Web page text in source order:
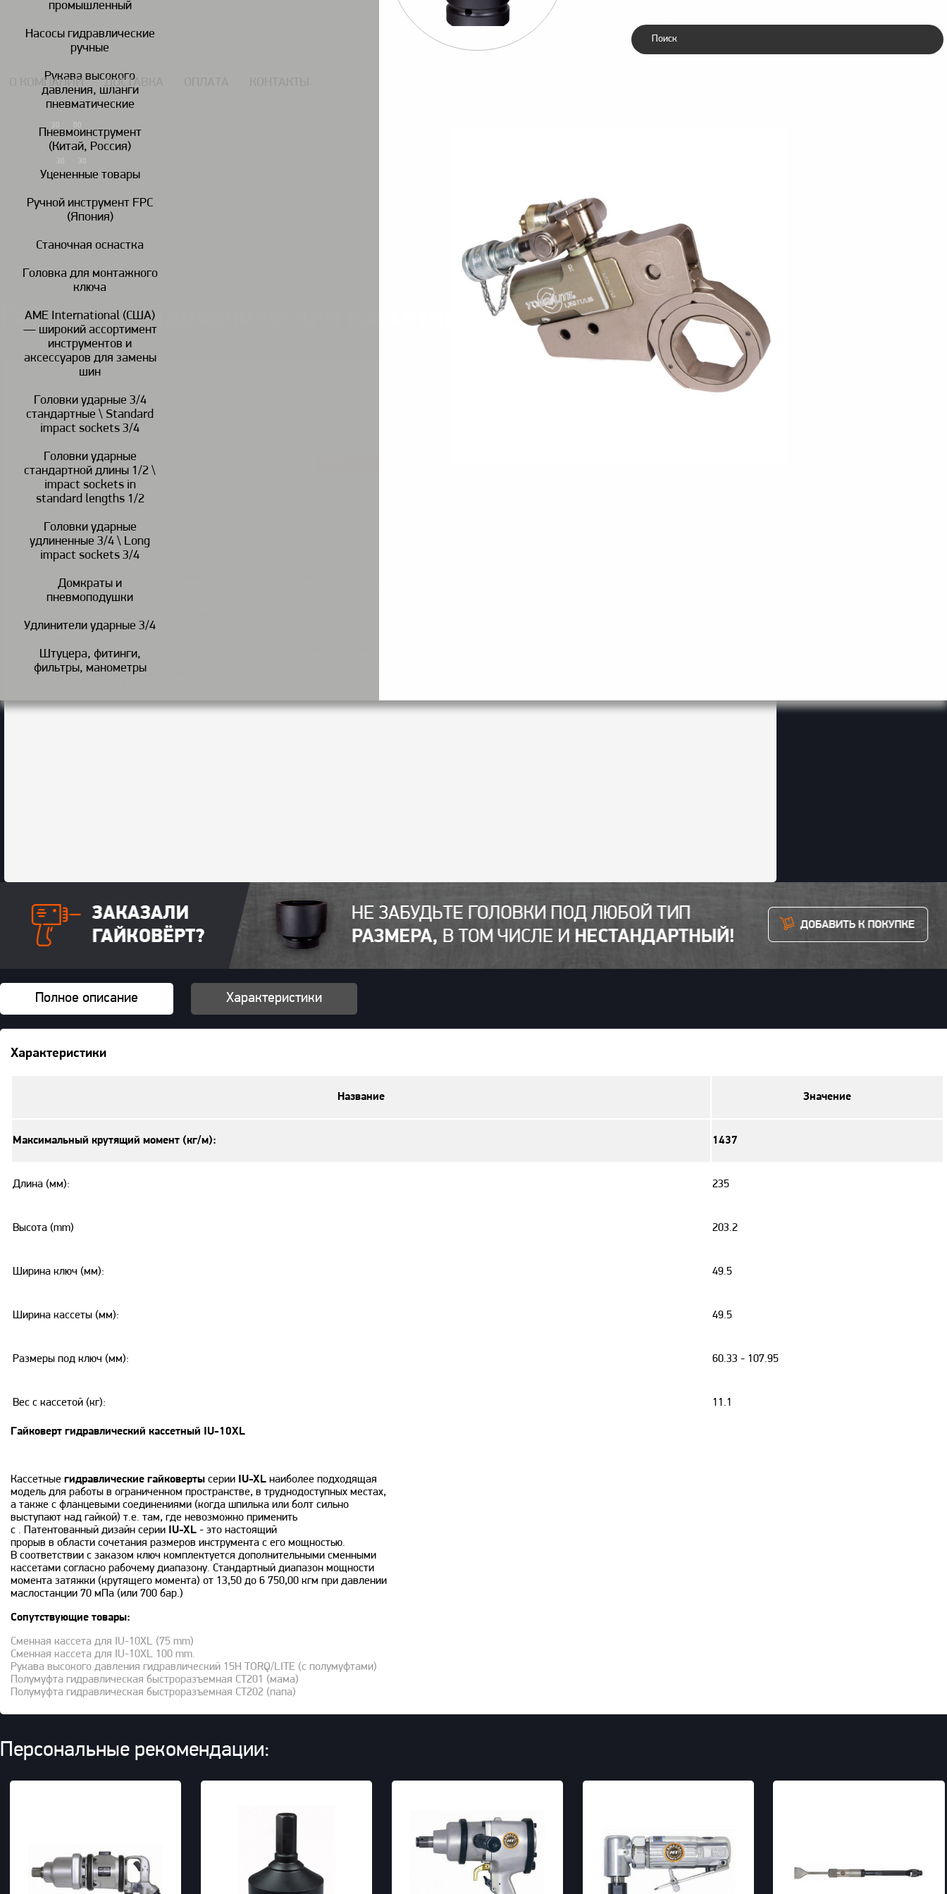
117434, г. Москва, Дмитровское шоссе 13, пом. 7 ЖК Дыхание.
промышленный
Насосы гидравлические
ручные
Рукава высокого
давления, шланги
пневматические
Пневмоинструмент
(Китай, Россия)
Уцененные товары
Ручной инструмент FPC
(Япония)
Станочная оснастка
Головка для монтажного
ключа
AME International (США)
— широкий ассортимент
инструментов и
аксессуаров для замены
шин
Головки ударные 3/4
стандартные \ Standard
impact sockets 3/4
Головки ударные
стандартной длины 1/2 \
impact sockets in
standard lengths 1/2
Головки ударные
удлиненные 3/4 \ Long
impact sockets 3/4
Домкраты и
пневмоподушки
Удлинители ударные 3/4
Штуцера, фитинги,
фильтры, манометры
(495) 924-55-33
Пн-Чт: 0930-18 00
(495) 924-55-30
30 30
Гайковереты
пневматические
пневматические
Штробники
пневматические
Гидроключи, кассеты, вставки TORQ/LITE Гайковерты гидравлические кассетные IU-XL / Гайковерт гидравлический кассетный IU-10XL
Гайковерт гидравлический кассетный IU-10XL
В наличии
>
Гайковерт гидравлический кассетный IU-10XL
Кассетные
модель для работы в ограниченном пространстве, в труднодоступных местах,
а также с фланцевыми соединениями (когда шпилька или болт сильно
с . Патентованный дизайн серии
В соответствии с заказом ключ комплектуется дополнительными сменными
кассетами согласно рабочему диапазону. Стандартный диапазон мощности
момента затяжки (крутящего момента) от 13,50 до 6 750,00 кгм при давлении
Полное описание Характеристики
Характеристики
Название Значение
Максимальный крутящий момент (кг/м): 1437
Длина (мм): 235
Высота (mm) 203.2
Ширина ключ (мм): 49.5
Ширина кассеты (мм): 49.5
Размеры под ключ (мм): 60.33 - 107.95
Вес с кассетой (кг): 11.1
Гайковерт гидравлический кассетный IU-10XL
Кассетные гидравлические гайковерты серии IU-XL наиболее подходящая
модель для работы в ограниченном пространстве, в труднодоступных местах,
а также с фланцевыми соединениями (когда шпилька или болт сильно
выступают над гайкой) т.е. там, где невозможно применить
с . Патентованный дизайн серии IU-XL - это настоящий
прорыв в области сочетания размеров инструмента с его мощностью.
В соответствии с заказом ключ комплектуется дополнительными сменными
кассетами согласно рабочему диапазону. Стандартный диапазон мощности
момента затяжки (крутящего момента) от 13,50 до 6 750,00 кгм при давлении
маслостанции 70 мПа (или 700 бар.)
Сопутствующие товары:
Сменная кассета для IU-10XL (75 mm)
Сменная кассета для IU-10XL 100 mm.
Рукава высокого давления гидравлический 15H TORQ/LITE (c полумуфтами)
Полумуфта гидравлическая быстроразъемная CT201 (мама)
Полумуфта гидравлическая быстроразъемная CT202 (папа)
Персональные рекомендации:
О КОМПАНИИ ДОСТАВКА